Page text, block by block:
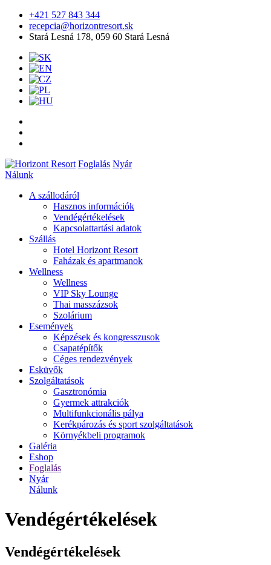
+421 527 843 344
recepcia@horizontresort.sk
Stará Lesná 178, 059 60 Stará Lesná
Foglalás Nyár
Nálunk
A szállodáról
Hasznos információk
Vendégértékelések
Kapcsolattartási adatok
Szállás
Hotel Horizont Resort
Faházak és apartmanok
Wellness
Wellness
VIP Sky Lounge
Thai masszázsok
Szolárium
Események
Képzések és kongresszusok
Csapatépítők
Céges rendezvények
Esküvők
Szolgáltatások
Gasztronómia
Gyermek attrakciók
Multifunkcionális pálya
Kerékpározás és sport szolgáltatások
Környékbeli programok
Galéria
Eshop
Foglalás
Nyár
Nálunk
Vendégértékelések
Vendégértékelések